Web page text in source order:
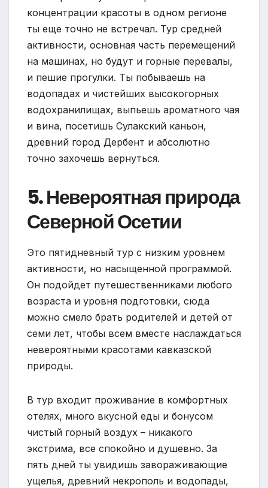
концентрации красоты в одном регионе
ты еще точно не встречал. Тур средней
активности, основная часть перемещений
на машинах, но будут и горные перевалы,
и пешие прогулки. Ты побываешь на
водопадах и чистейших высокогорных
водохранилищах, выпьешь ароматного чая
и вина, посетишь Сулакский каньон,
древний город Дербент и абсолютно
точно захочешь вернуться.
5. Невероятная природа
Северной Осетии
Это пятидневный тур с низким уровнем
активности, но насыщенной программой.
Он подойдет путешественниками любого
возраста и уровня подготовки, сюда
можно смело брать родителей и детей от
семи лет, чтобы всем вместе наслаждаться
невероятными красотами кавказской
природы.
В тур входит проживание в комфортных
отелях, много вкусной еды и бонусом
чистый горный воздух – никакого
экстрима, все спокойно и душевно. За
пять дней ты увидишь завораживающие
ущелья, древний некрополь и водопады,